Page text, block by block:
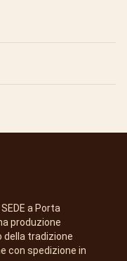
a Porta
produzione
tradizione
con spedizione in